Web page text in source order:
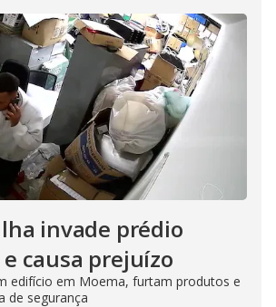
invade prédio
causa prejuízo
edifício em Moema, furtam produtos e
de segurança